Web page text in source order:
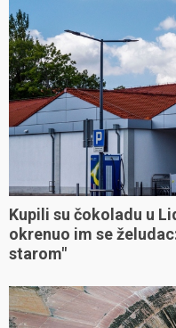
Kupili su čokoladu u
okrenuo im se
starom"